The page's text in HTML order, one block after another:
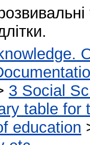
3 Social
table for
education